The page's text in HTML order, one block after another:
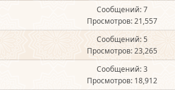
Сообщений: 7
Просмотров: 21,557
Сообщений: 5
Просмотров: 23,265
Сообщений: 3
Просмотров: 18,912